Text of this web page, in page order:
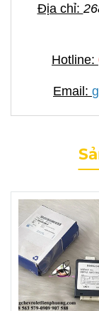
Địa chỉ:
Hotline:
Email: